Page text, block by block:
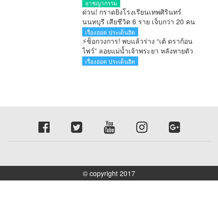
รายงานคดียาไม่ตรงความจริง ไม่รอ
ลงอาญา
อาชญากรรม
ด่วน! กราดยิงโรงเรียนเทพศิรินทร์
นนทบุรี เสียชีวิต 6 ราย เจ็บกว่า 20 คน
ตำรวจคุมสถานการณ์ได้แล้ว
เรื่องฮอต ประเด็นฮิต
⚡ช็อกวงการ! พบแล้วร่าง “เต้ ดราก้อน
ไฟว์” ลอยแม่น้ำเจ้าพระยา หลังหายตัว
ปริศนาตั้งแต่เช้ามืด
เรื่องฮอต ประเด็นฮิต
© copyright 2017